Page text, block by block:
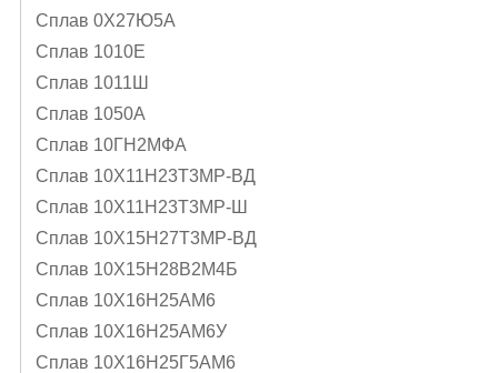
Сплав 0Х27Ю5А
Сплав 1010Е
Сплав 1011Ш
Сплав 1050А
Сплав 10ГН2МФА
Сплав 10Х11Н23Т3МР-ВД
Сплав 10Х11Н23Т3МР-Ш
Сплав 10Х15Н27Т3МР-ВД
Сплав 10Х15Н28В2М4Б
Сплав 10Х16Н25АМ6
Сплав 10Х16Н25АМ6У
Сплав 10Х16Н25Г5АМ6